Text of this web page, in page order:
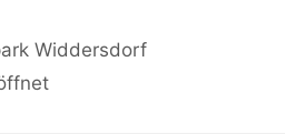
Widdersdorf